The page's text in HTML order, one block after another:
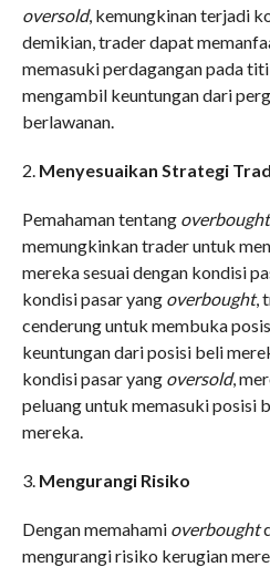
oversold, kemungkinan terjadi
demikian, trader dapat
memasuki perdagangan pada
mengambil keuntungan dari
berlawanan.
2. Menyesuaikan Strategi
Pemahaman tentang overbought
memungkinkan trader untuk
mereka sesuai dengan kondisi
kondisi pasar yang overbought,
cenderung untuk membuka
keuntungan dari posisi beli
kondisi pasar yang oversold,
peluang untuk memasuki posisi
mereka.
3. Mengurangi Risiko
Dengan memahami overbought
mengurangi risiko kerugian